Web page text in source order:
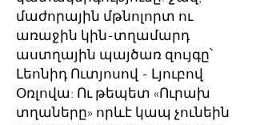
մաժորային մթնոլորտ ու
առաջին կին-տղամարդ
աստղային պայծառ զույգը՝
Լեոնիդ Ուտյոսով - Լյուբով
Օռլովա: Ու թեպետ «Ուրախ
տղաները» որևէ կապ չունեին